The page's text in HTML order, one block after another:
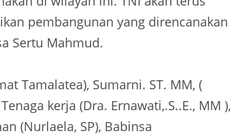
pembangunan yang direncanakan
Sertu Mahmud.
Tamalatea), Sumarni. ST. MM, (
kerja (Dra. Ernawati,.S..E., MM ),
(Nurlaela, SP), Babinsa